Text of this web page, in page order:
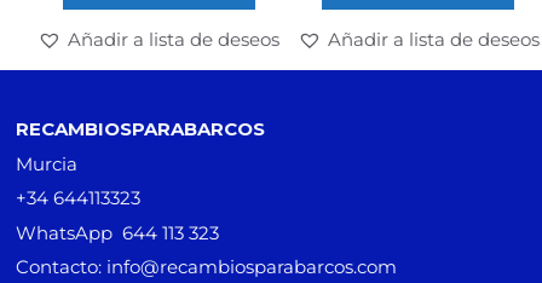
Añadir a lista de deseos Añadir a lista de deseos
RECAMBIOSPARABARCOS
Murcia
+34 644113323
WhatsApp 644 113 323
Contacto: info@recambiosparabarcos.com